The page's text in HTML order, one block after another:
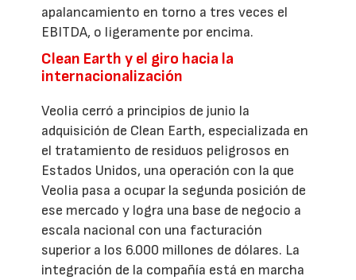
apalancamiento en torno a tres veces el
EBITDA, o ligeramente por encima.
Clean Earth y el giro hacia la
internacionalización
Veolia cerró a principios de junio la
adquisición de Clean Earth, especializada en
el tratamiento de residuos peligrosos en
Estados Unidos, una operación con la que
Veolia pasa a ocupar la segunda posición de
ese mercado y logra una base de negocio a
escala nacional con una facturación
superior a los 6.000 millones de dólares. La
integración de la compañía está en marcha